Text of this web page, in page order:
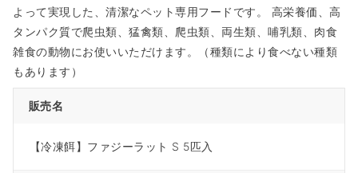
よって実現した、清潔なペット専用フードです。 高栄養価、高
タンパク質で爬虫類、猛禽類、爬虫類、両生類、哺乳類、肉食
雑食の動物にお使いいただけます。（種類により食べない種類
もあります）
販売名
【冷凍餌】ファジーラット S 5匹入